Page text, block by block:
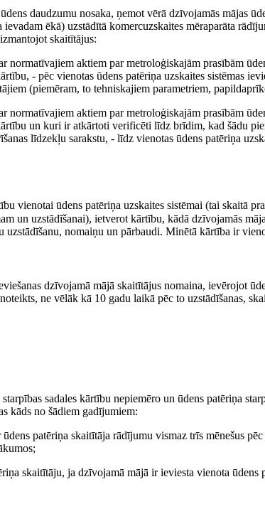
daudzumu nosaka, ņemot vērā dzīvojamās mājas
ēkā) uzstādītā komercuzskaites mēraparāta
skaitītājus:
normatīvajiem aktiem par metroloģiskajām prasībām
- pēc vienotas ūdens patēriņa uzskaites sistēmas
(piemēram, to tehniskajiem parametriem,
normatīvajiem aktiem par metroloģiskajām prasībām
un kuri ir atkārtoti verificēti līdz brīdim, kad šādu
līdzekļu sarakstu, - līdz vienotas ūdens patēriņa
vienotai ūdens patēriņa uzskaites sistēmai (tai skaitā
un uzstādīšanai), ietverot kārtību, kādā dzīvojamās
uzstādīšanu, nomaiņu un pārbaudi. Minētā kārtība ir
dzīvojamā mājā skaitītājus nomaina, ievērojot
ne vēlāk kā 10 gadu laikā pēc to uzstādīšanas,
sadales kārtību nepiemēro un ūdens patēriņa
kāds no šādiem gadījumiem:
patēriņa skaitītāja rādījumu vismaz trīs mēnešus
skaitītāju, ja dzīvojamā mājā ir ieviesta vienota ūdens